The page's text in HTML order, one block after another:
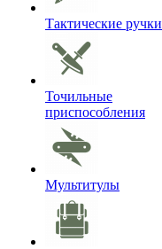
Тактические ручки
Точильные
приспособления
Мультитулы